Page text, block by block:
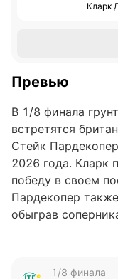
Кларк
Превью
В 1/8 финала
встретятся
Стейк
2026 года. Кларк
победу в своем
Пардекопер
обыграв
занимает 246-е
1/8 финала